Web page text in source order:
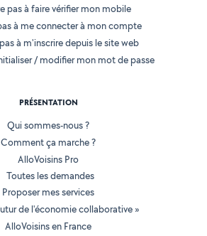
pas à faire vérifier mon mobile
à me connecter à mon compte
à m'inscrire depuis le site web
/ modifier mon mot de passe
PRÉSENTATION
Qui sommes-nous ?
Comment ça marche ?
AlloVoisins Pro
Toutes les demandes
Proposer mes services
de l'économie collaborative »
AlloVoisins en France